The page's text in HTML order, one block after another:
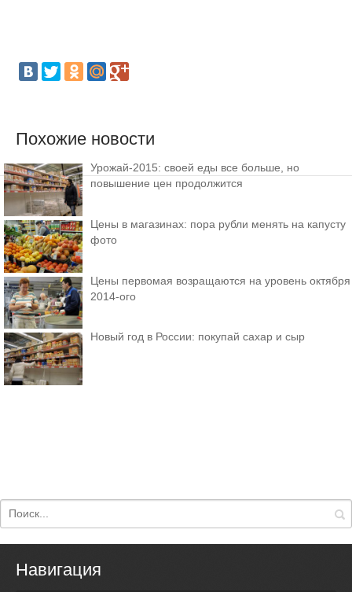
Похожие новости
Урожай-2015: своей еды все больше, но
повышение цен продолжится
Цены в магазинах: пора рубли менять на капусту
фото
Цены первомая возращаются на уровень октября
2014-ого
Новый год в России: покупай сахар и сыр
Навигация